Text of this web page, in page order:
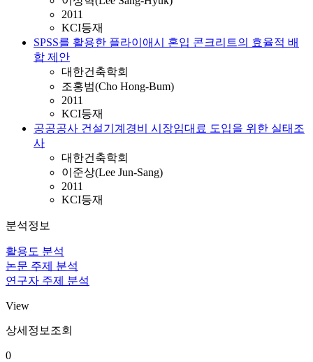
2011
KCI등재
SPSS를 활용한 플라이애시 혼입 콘크리트의 효율적 배
합 제안
대한건축학회
조홍범(Cho Hong-Bum)
2011
KCI등재
공공공사 건설기계경비 시장임대료 도입을 위한 실태조
사
대한건축학회
이준상(Lee Jun-Sang)
2011
KCI등재
분석정보
활용도 분석
논문 주제 분석
연구자 주제 분석
View
상세정보조회
0